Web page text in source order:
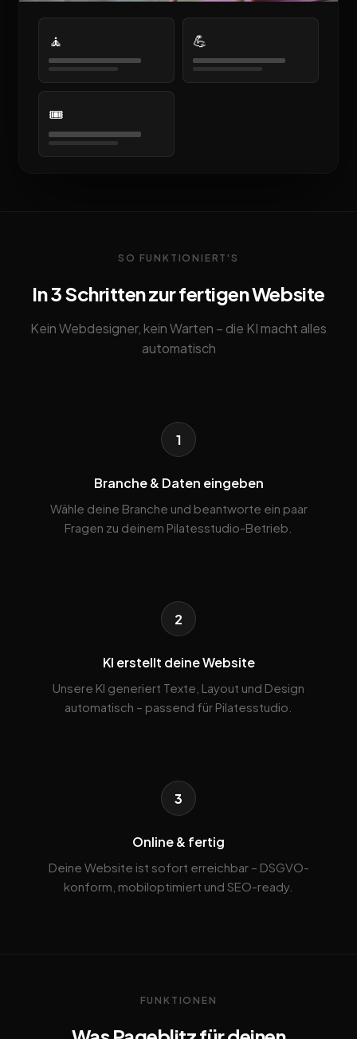
🧘 💪
🎟️
SO FUNKTIONIERT'S
In 3 Schritten zur fertigen Website
Kein Webdesigner, kein Warten – die KI macht alles
automatisch
1
Branche & Daten eingeben
Wähle deine Branche und beantworte ein paar
Fragen zu deinem Pilatesstudio-Betrieb.
2
KI erstellt deine Website
Unsere KI generiert Texte, Layout und Design
automatisch – passend für Pilatesstudio.
3
Online & fertig
Deine Website ist sofort erreichbar – DSGVO-
konform, mobiloptimiert und SEO-ready.
FUNKTIONEN